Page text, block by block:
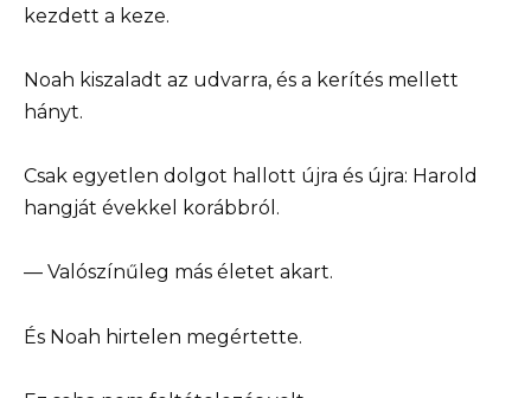
kezdett a keze.
Noah kiszaladt az udvarra, és a kerítés mellett
hányt.
Csak egyetlen dolgot hallott újra és újra: Harold
hangját évekkel korábbról.
— Valószínűleg más életet akart.
És Noah hirtelen megértette.